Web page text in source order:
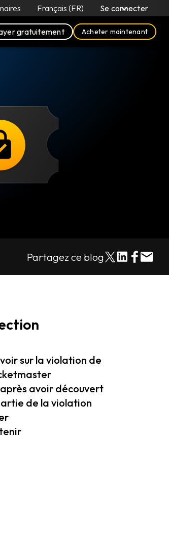
Français (FR) Se connecter
gratuitement Acheter maintenant
Partagez ce blog
sur la violation de
avoir découvert
de la violation